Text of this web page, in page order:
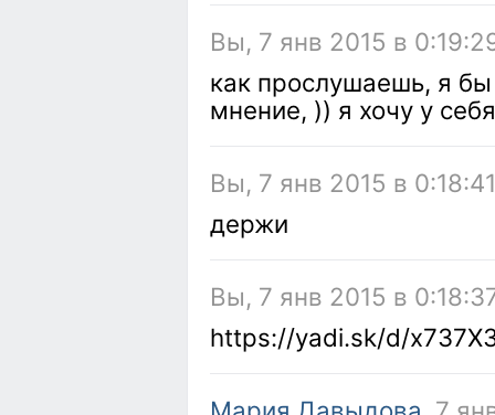
Вы, 7 янв 2015 в
как прослушаешь, я
мнение, )) я хочу у
Вы, 7 янв 2015 в 0:18:41
держи
Вы, 7 янв 2015 в
https://yadi.sk/d/